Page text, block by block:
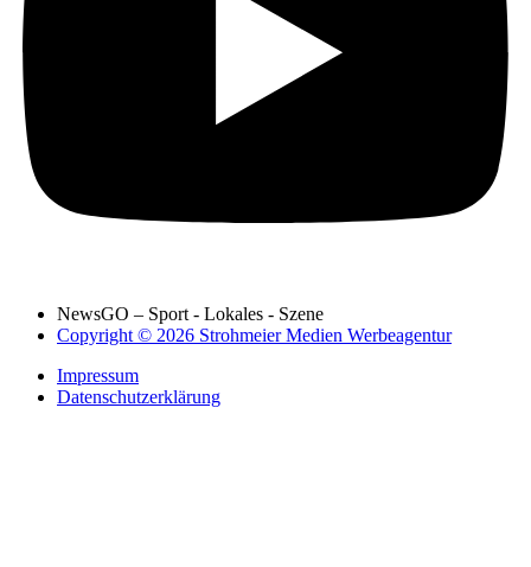
NewsGO – Sport - Lokales - Szene
Copyright © 2026 Strohmeier Medien Werbeagentur
Impressum
Datenschutzerklärung